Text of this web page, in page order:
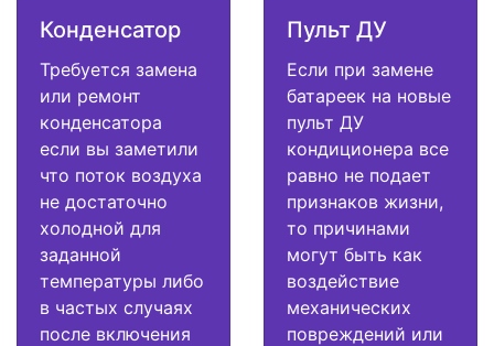
Конденсатор
Требуется замена
или ремонт
конденсатора
если вы заметили
что поток воздуха
не достаточно
холодной для
заданной
температуры либо
в частых случаях
после включения
Пульт ДУ
Если при замене
батареек на новые
пульт ДУ
кондиционера все
равно не подает
признаков жизни,
то причинами
могут быть как
воздействие
механических
повреждений или